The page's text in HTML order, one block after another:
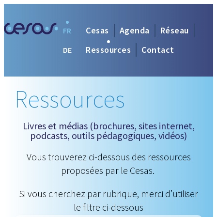
Cesas Agenda
Réseau
Ressources
Contact
FR
DE
Ressources
Livres et médias (brochures, sites internet,
podcasts, outils pédagogiques, vidéos)
Vous trouverez ci-dessous des ressources
proposées par le Cesas.
Si vous cherchez par rubrique, merci d’utiliser
le filtre ci-dessous